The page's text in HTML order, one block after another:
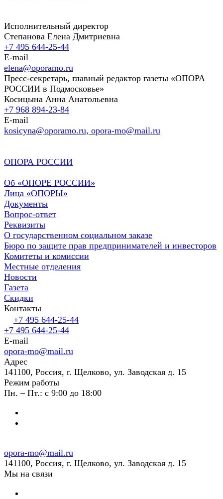
Исполнительный директор
Степанова Елена Дмитриевна
+7 495 644-25-44
E-mail
elena@oporamo.ru
Пресс-секретарь, главный редактор газеты «ОПОРА
РОССИИ в Подмосковье»
Косицына Анна Анатольевна
+7 968 894-23-84
E-mail
kosicyna@oporamo.ru, opora-mo@mail.ru
ОПОРА РОССИИ
Об «ОПОРЕ РОССИИ»
Лица «ОПОРЫ»
Документы
Вопрос-ответ
Реквизиты
О государственном социальном заказе
Бюро по защите прав предпринимателей и инвесторов
Комитеты и комиссии
Местные отделения
Новости
Газета
Скидки
Контакты
+7 495 644-25-44
+7 495 644-25-44
E-mail
opora-mo@mail.ru
Адрес
141100, Россия, г. Щелково, ул. Заводская д. 15
Режим работы
Пн. – Пт.: с 9:00 до 18:00
opora-mo@mail.ru
141100, Россия, г. Щелково, ул. Заводская д. 15
Мы на связи